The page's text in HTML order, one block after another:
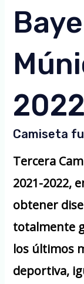
2022
Camiseta
Tercera
2021-2022,
obtener
totalmente
los últimos
deportiva,